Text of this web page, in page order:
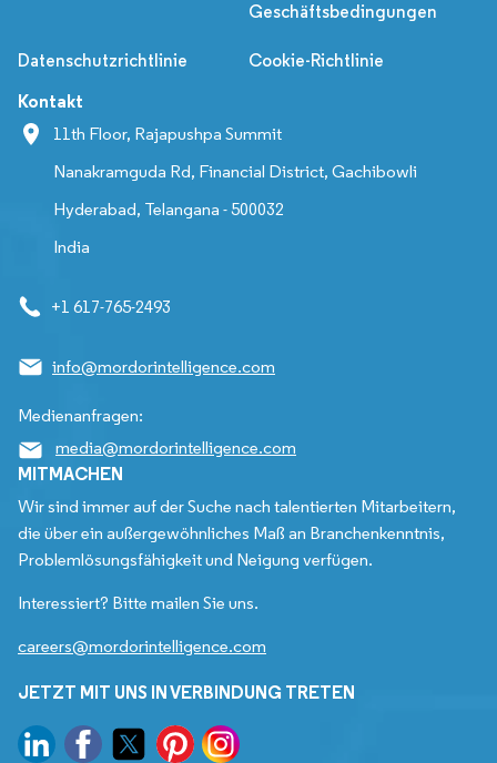
Geschäftsbedingungen
Datenschutzrichtlinie Cookie-Richtlinie
Kontakt
11th Floor, Rajapushpa Summit
Nanakramguda Rd, Financial District, Gachibowli
Hyderabad, Telangana - 500032
India
+1 617-765-2493
info@mordorintelligence.com
Medienanfragen:
media@mordorintelligence.com
MITMACHEN
Wir sind immer auf der Suche nach talentierten Mitarbeitern,
die über ein außergewöhnliches Maß an Branchenkenntnis,
Problemlösungsfähigkeit und Neigung verfügen.
Interessiert? Bitte mailen Sie uns.
careers@mordorintelligence.com
JETZT MIT UNS IN VERBINDUNG TRETEN